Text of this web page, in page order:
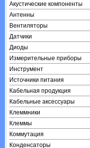
Акустические компоненты
Антенны
Вентиляторы
Датчики
Диоды
Измерительные приборы
Инструмент
Источники питания
Кабельная продукция
Кабельные аксессуары
Клеммники
Клеммы
Коммутация
Конденсаторы